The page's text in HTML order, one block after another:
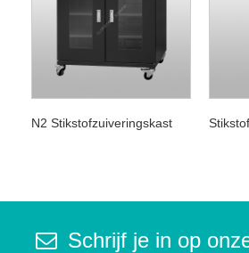
N2 Stikstofzuiveringskast
Schrijf je in op